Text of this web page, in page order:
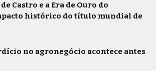
Castro e a Era de Ouro do
histórico do título mundial de
no agronegócio acontece antes